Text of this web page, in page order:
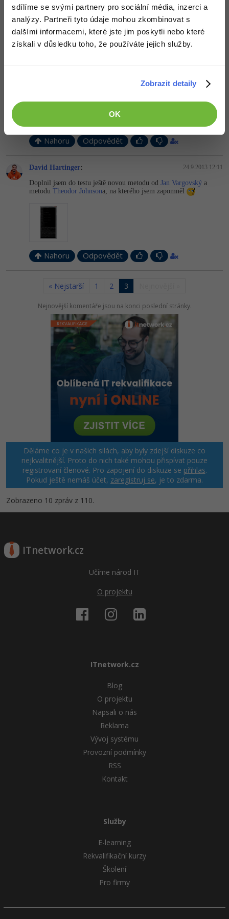
sdílíme se svými partnery pro sociální média, inzerci a
analýzy. Partneři tyto údaje mohou zkombinovat s
dalšími informacemi, které jste jim poskytli nebo které
získali v důsledku toho, že používáte jejich služby.
Zobrazit detaily
OK
Windows
Linux
Sítě
Elektronický podpis
Fórum
Fórum
Odpovídá na David Hartinger
Neaktivní uživatel: 23.9.2013 19:48
A kdo teda získal placku ?
23.9.2013 20:08
Nahoru Odpovědět
David Hartinger: 24.9.2013 12:11
Doplnil jsem do testu ještě novou metodu od Jan Vargovský a
metodu Theodor Johnsona, na kterého jsem zapomněl
Nahoru Odpovědět
« Nejstarší 1 2 3
Nejnovější komentáře jsou na konci poslední stránky.
Děláme co je v našich silách, aby byly zdejší diskuze co
nejkvalitnější. Proto do nich také mohou přispívat pouze
registrovaní členové. Pro zapojení do diskuze se přihlas.
Pokud ještě nemáš účet, zaregistruj se, je to zdarma.
Zobrazeno 10 zpráv z 110.
ITnetwork.cz
Učíme národ IT
O projektu
ITnetwork.cz
Blog
O projektu
Napsali o nás
Reklama
Vývoj systému
Provozní podmínky
RSS
Kontakt
Služby
E-learning
Rekvalifikační kurzy
Školení
Pro firmy